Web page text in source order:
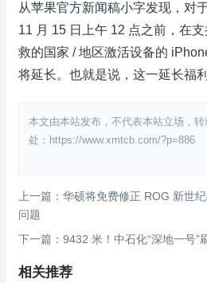
从苹果官方新闻稿小字发现，对
11 月 15 日上午 12 点之前，在
救的国家 / 地区激活设备的
将延长。也就是说，这一延长福
本文由本站发布，不代表本站立场，
处：https://www.xmtcb.com/?p=886
上一篇：华硕将免费修正 ROG 新世
问题
下一篇：9432 米！中石化“深地一号”
相关推荐